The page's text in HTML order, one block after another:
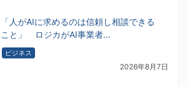
「人がAIに求めるのは信頼し相談できる
こと」 ロジカがAI事業者…
ビジネス
2026年8月7日